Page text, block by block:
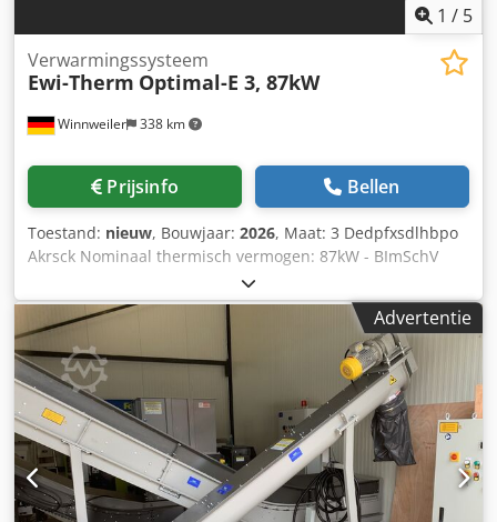
1 / 5
Winnweiler 338 km
Verwarmingssysteem
Ewi-Therm Optimal-E 3, 87kW
Prijsinfo Bellen
Toestand: nieuw, Bouwjaar: 2026, Maat: 3 Dedpfxsdlhbpo
Akrsck Nominaal thermisch vermogen: 87kW - BImSchV
fase 2 en CE conform-- Verbrandingskamer volledig
vuurvast Voor ruimtes van: 2.200 m³ (volgens DIN)
Brandstof: houtblokken, spaanplaat, chips, spaanbriketten
Brandstofverbruik: 25 - 30 kg/u Capaciteit blazer,
vrijblazend: 6.000 m³/uur Luchtuitlaat: Ø 500 mm
Aansluiting rookgasafvoer Ø 200 mm Gewicht: 1.250 kg SPS
schakelkast: 380 Volt
Advertentie